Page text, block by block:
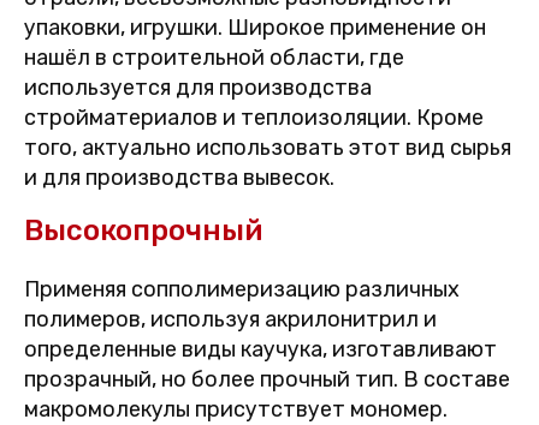
упаковки, игрушки. Широкое применение он
нашёл в строительной области, где
используется для производства
стройматериалов и теплоизоляции. Кроме
того, актуально использовать этот вид сырья
и для производства вывесок.
Высокопрочный
Применяя сопполимеризацию различных
полимеров, используя акрилонитрил и
определенные виды каучука, изготавливают
прозрачный, но более прочный тип. В составе
макромолекулы присутствует мономер.